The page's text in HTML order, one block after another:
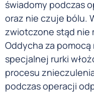
świadomy podczas
oraz nie czuje bólu.
zwiotczone stąd nie
Oddycha za
specjalnej rurki
procesu
podczas operacji